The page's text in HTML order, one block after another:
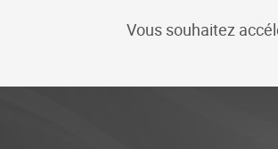
Vous souhaitez